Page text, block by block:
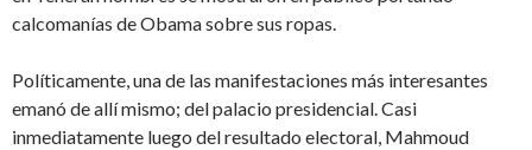
calcomanías de Obama sobre sus ropas.
Políticamente, una de las manifestaciones más interesantes
emanó de allí mismo; del palacio presidencial. Casi
inmediatamente luego del resultado electoral, Mahmoud